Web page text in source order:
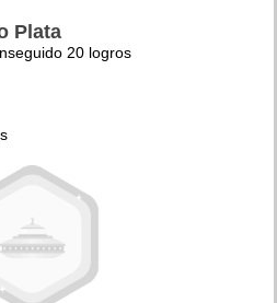
Plata
20 logros